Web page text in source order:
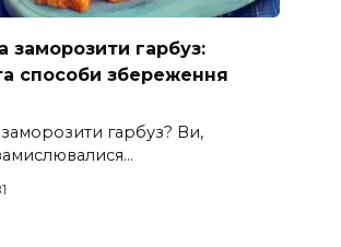
заморозити гарбуз:
способи збереження
гарбуз? Ви,